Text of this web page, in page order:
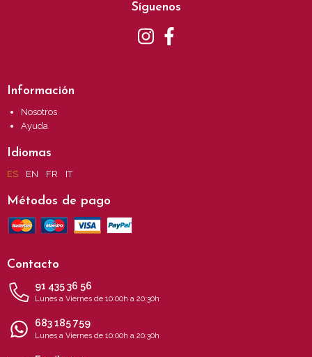
Síguenos
Información
Nosotros
Ayuda
Idiomas
ES EN FR IT
Métodos de pago
Contacto
91 435 36 56
Lunes a Viernes de 10:00h a 20:30h
683 185 759
Lunes a Viernes de 10:00h a 20:30h